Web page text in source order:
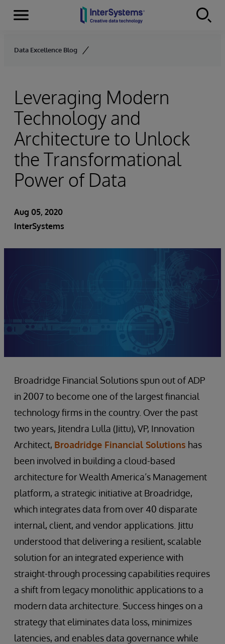
Skip to content
Menu
Data Excellence Blog
Leveraging Modern
Technology and
Architecture to Unlock
the Transformational
Power of Data
Aug 05, 2020
InterSystems
Broadridge Financial Solutions spun out of ADP
in 2007 to become one of the largest financial
technology firms in the country. Over the past
two years, Jitendra Lulla (Jittu), VP, Innovation
Architect, Broadridge Financial Solutions has
been involved in building a cloud-based
architecture for Wealth America’s Management
platform, a strategic initiative at Broadridge,
which integrates data from over 40 disparate
internal, client, and vendor applications. Jittu
understood that delivering a resilient, scalable
solution for an integrated experience with
straight-through processing capabilities requires
a shift from legacy monolithic applications to a
modern data architecture. Success hinges on a
strategy that eliminates data loss, minimizes
latencies, and enables data governance while